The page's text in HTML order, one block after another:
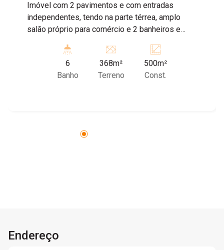
Imóvel com 2 pavimentos e com entradas
independentes, tendo na parte térrea, amplo
salão próprio para comércio e 2 banheiros e
própria para escritório com 4 banheiros, dois
demolição.
6
Banho
368m²
Terreno
500m²
Const.
Endereço